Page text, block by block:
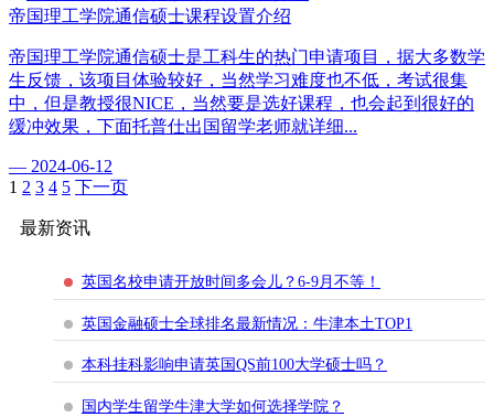
帝国理工学院通信硕士课程设置介绍
帝国理工学院通信硕士是工科生的热门申请项目，据大多数学
生反馈，该项目体验较好，当然学习难度也不低，考试很集
中，但是教授很NICE，当然要是选好课程，也会起到很好的
缓冲效果，下面托普仕出国留学老师就详细...
— 2024-06-12
1 2 3 4 5 下一页
最新资讯
英国名校申请开放时间多会儿？6-9月不等！
英国金融硕士全球排名最新情况：牛津本土TOP1
本科挂科影响申请英国QS前100大学硕士吗？
国内学生留学牛津大学如何选择学院？